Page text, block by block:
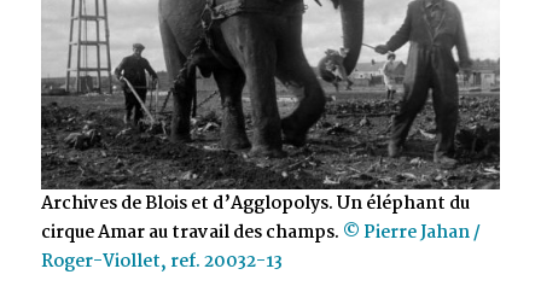
Archives de Blois et d’Agglopolys. Un éléphant du
cirque Amar au travail des champs. © Pierre Jahan /
Roger-Viollet, ref. 20032-13